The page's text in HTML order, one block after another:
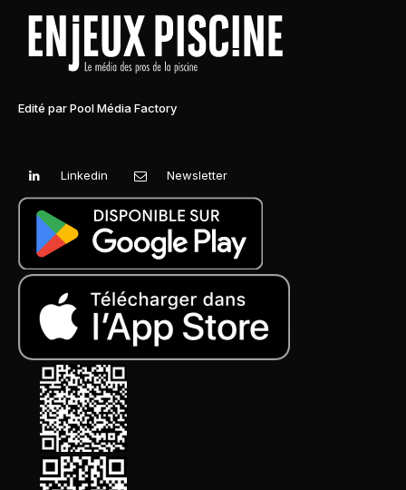
Edité par Pool Média Factory
Linkedin Newsletter